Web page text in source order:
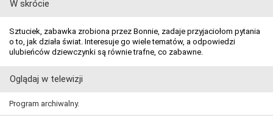
W skrócie
Sztuciek, zabawka zrobiona przez Bonnie, zadaje przyjaciołom pytania
o to, jak działa świat. Interesuje go wiele tematów, a odpowiedzi
ulubieńców dziewczynki są równie trafne, co zabawne.
Oglądaj w telewizji
Program archiwalny.